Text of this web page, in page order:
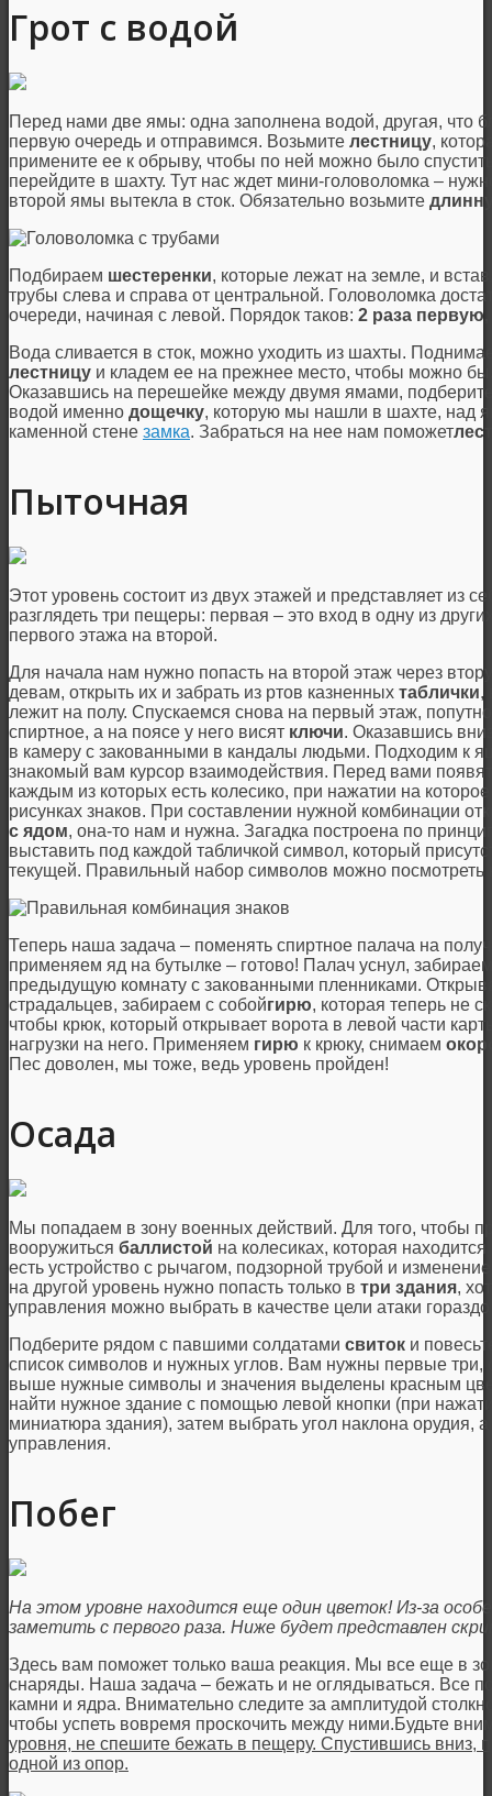
Грот с водой
Перед нами две ямы: одна заполнена водой, другая, что
первую очередь и отправимся. Возьмите лестницу,
примените ее к обрыву, чтобы по ней можно было
перейдите в шахту. Тут нас ждет мини-головоломка –
второй ямы вытекла в сток. Обязательно возьмите
Подбираем шестеренки, которые лежат на земле, и
трубы слева и справа от центральной. Головоломка
очереди, начиная с левой. Порядок таков: 2 раза
Вода сливается в сток, можно уходить из шахты.
лестницу и кладем ее на прежнее место, чтобы можно
Оказавшись на перешейке между двумя ямами,
водой именно дощечку, которую мы нашли в шахте, над
каменной стене замка. Забраться на нее нам поможет
Пыточная
Этот уровень состоит из двух этажей и представляет из
разглядеть три пещеры: первая – это вход в одну из
первого этажа на второй.
Для начала нам нужно попасть на второй этаж через
девам, открыть их и забрать из ртов казненных таблички,
лежит на полу. Спускаемся снова на первый этаж,
спиртное, а на поясе у него висят ключи. Оказавшись
в камеру с закованными в кандалы людьми. Подходим к
знакомый вам курсор взаимодействия. Перед вами
каждым из которых есть колесико, при нажатии на
рисунках знаков. При составлении нужной комбинации
с ядом, она-то нам и нужна. Загадка построена по
выставить под каждой табличкой символ, который
текущей. Правильный набор символов можно посмотреть
Теперь наша задача – поменять спиртное палача на
применяем яд на бутылке – готово! Палач уснул,
предыдущую комнату с закованными пленниками.
страдальцев, забираем с собойгирю, которая теперь не
чтобы крюк, который открывает ворота в левой части
нагрузки на него. Применяем гирю к крюку, снимаем
Пес доволен, мы тоже, ведь уровень пройден!
Осада
Мы попадаем в зону военных действий. Для того, чтобы
вооружиться баллистой на колесиках, которая
есть устройство с рычагом, подзорной трубой и
на другой уровень нужно попасть только в три здания,
управления можно выбрать в качестве цели атаки
Подберите рядом с павшими солдатами свиток и
список символов и нужных углов. Вам нужны первые три,
выше нужные символы и значения выделены красным
найти нужное здание с помощью левой кнопки (при
миниатюра здания), затем выбрать угол наклона орудия,
управления.
Побег
На этом уровне находится еще один цветок! Из-за
заметить с первого раза. Ниже будет представлен
Здесь вам поможет только ваша реакция. Мы все еще в
снаряды. Наша задача – бежать и не оглядываться. Все
камни и ядра. Внимательно следите за амплитудой
чтобы успеть вовремя проскочить между ними.Будьте
уровня, не спешите бежать в пещеру. Спустившись вниз,
одной из опор.